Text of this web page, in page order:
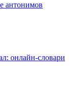
антонимов
онлайн-словари